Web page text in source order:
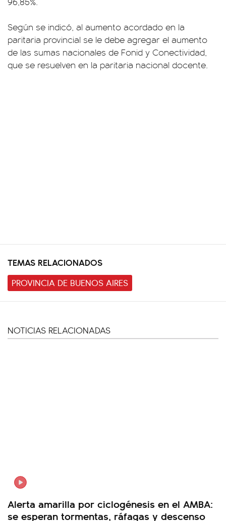
Según se indicó, al aumento acordado en la
paritaria provincial se le debe agregar el aumento
de las sumas nacionales de Fonid y Conectividad,
que se resuelven en la paritaria nacional docente.
TEMAS RELACIONADOS
PROVINCIA DE BUENOS AIRES
NOTICIAS RELACIONADAS
Alerta amarilla por ciclogénesis en el AMBA:
se esperan tormentas, ráfagas y descenso